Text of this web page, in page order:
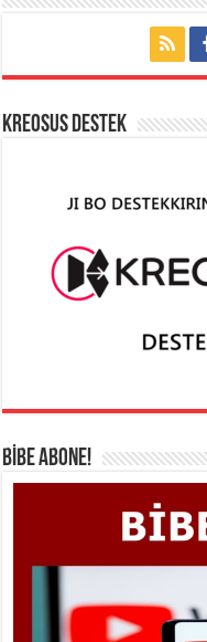
KREOSUS DESTEK
BİBE ABONE!